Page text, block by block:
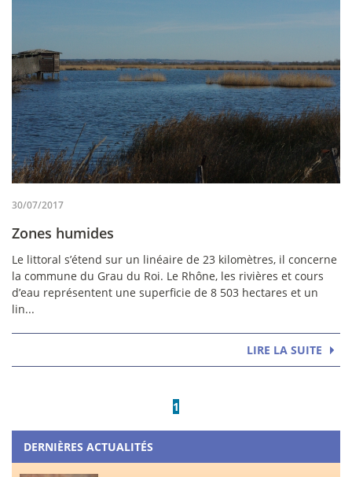
30/07/2017
Zones humides
Le littoral s’étend sur un linéaire de 23 kilomètres, il concerne
la commune du Grau du Roi. Le Rhône, les rivières et cours
d’eau représentent une superficie de 8 503 hectares et un
lin...
LIRE LA SUITE
1
DERNIÈRES ACTUALITÉS